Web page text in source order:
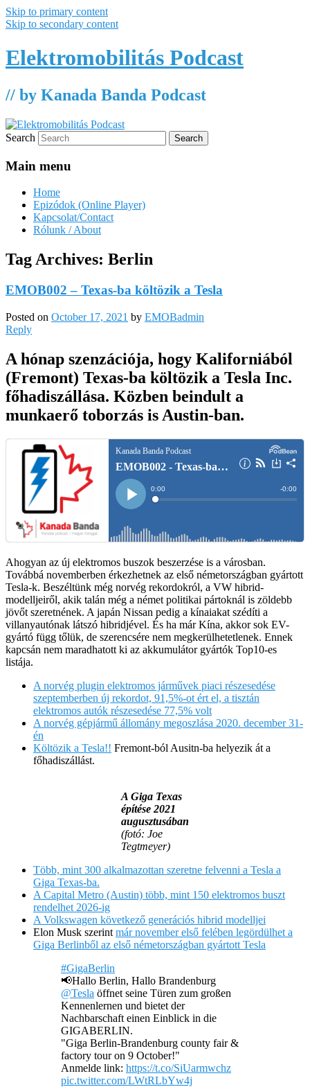
Skip to primary content
Skip to secondary content
Elektromobilitás Podcast
// by Kanada Banda Podcast
Search
Main menu
Home
Epizódok (Online Player)
Kapcsolat/Contact
Rólunk / About
Tag Archives: Berlin
EMOB002 – Texas-ba költözik a Tesla
Posted on October 17, 2021 by EMOBadmin
Reply
A hónap szenzációja, hogy Kaliforniából
(Fremont) Texas-ba költözik a Tesla Inc.
főhadiszállása. Közben beindult a
munkaerő toborzás is Austin-ban.
Ahogyan az új elektromos buszok beszerzése is a városban.
Továbbá novemberben érkezhetnek az első németországban gyártott
Tesla-k. Beszéltünk még norvég rekordokról, a VW hibrid-
modelljeiről, akik talán még a német politikai pártoknál is zöldebb
jövőt szeretnének. A japán Nissan pedig a kínaiakat szédíti a
villanyautónak látszó hibridjével. És ha már Kína, akkor sok EV-
gyártó függ tőlük, de szerencsére nem megkerülhetetlenek. Ennek
kapcsán nem maradhatott ki az akkumulátor gyártók Top10-es
listája.
A norvég plugin elektromos járművek piaci részesedése
szeptemberben új rekordot, 91,5%-ot ért el, a tisztán
elektromos autók részesedése 77,5% volt
A norvég gépjármű állomány megoszlása 2020. december 31-
én
Költözik a Tesla!! Fremont-ból Ausitn-ba helyezik át a
főhadiszállást.
A Giga Texas
építése 2021
augusztusában
(fotó: Joe
Tegtmeyer)
Több, mint 300 alkalmazottan szeretne felvenni a Tesla a
Giga Texas-ba.
A Capital Metro (Austin) több, mint 150 elektromos buszt
rendelhet 2026-ig
A Volkswagen következő generációs hibrid modelljei
Elon Musk szerint már november első felében legördülhet a
Giga Berlinből az első németországban gyártott Tesla
#GigaBerlin
📢Hallo Berlin, Hallo Brandenburg
@Tesla öffnet seine Türen zum großen
Kennenlernen und bietet der
Nachbarschaft einen Einblick in die
GIGABERLIN.
"Giga Berlin-Brandenburg county fair &
factory tour on 9 October!"
Anmelde link: https://t.co/SiUarmwchz
pic.twitter.com/LWtRLbYw4j